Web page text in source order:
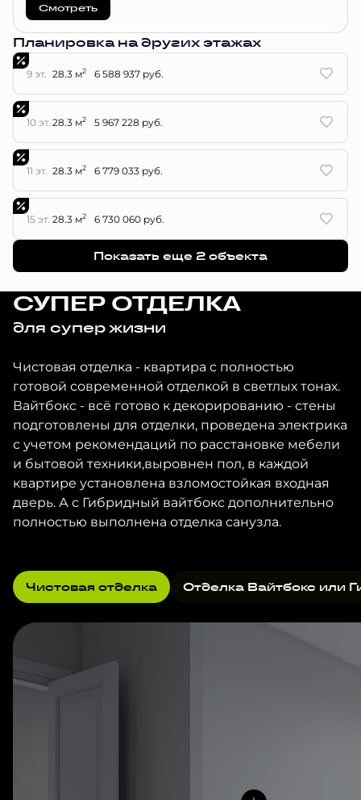
Смотреть
Планировка на других этажах
9 эт. 28.3 м2 6 588 937 руб.
10 эт. 28.3 м2 5 967 228 руб.
11 эт. 28.3 м2 6 779 033 руб.
15 эт. 28.3 м2 6 730 060 руб.
Показать еще 2 объектa
СУПЕР ОТДЕЛКА
для супер жизни
Чистовая отделка - квартира с полностью
готовой современной отделкой в светлых тонах.
Вайтбокс - всё готово к декорированию - стены
подготовлены для отделки, проведена электрика
с учетом рекомендаций по расстановке мебели
и бытовой техники,выровнен пол, в каждой
квартире установлена взломостойкая входная
дверь. А с Гибридный вайтбокс дополнительно
полностью выполнена отделка санузла.
Чистовая отделка Отделка Вайтбокс или